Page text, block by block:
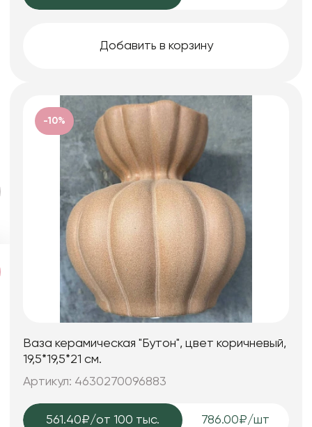
Добавить в корзину
-10%
Ваза керамическая "Бутон", цвет коричневый,
19,5*19,5*21 см.
Артикул: 4630270096883
561.40₽/от 100 тыс. 786.00₽/шт